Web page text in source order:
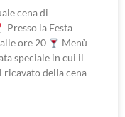
cena di
Presso la Festa
alle ore 20
Menù
speciale in cui il
ricavato della cena